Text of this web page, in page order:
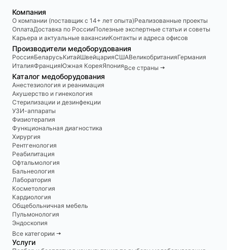
Компания
О компании (поставщик с 14+ лет опыта)Реализованные проекты
ОплатаДоставка по РоссииПолезные экспертные статьи и советы
Карьера и актуальные вакансииКонтакты и адреса офисов
Производители медоборудования
РоссияБеларусьКитайШвейцарияСШАВеликобританияГермания
ИталияФранцияЮжная КореяЯпонияВсе страны 🠆
Каталог медоборудования
Анестезиология и реанимация
Акушерство и гинекология
Стерилизации и дезинфекции
УЗИ-аппараты
Физиотерапия
Функциональная диагностика
Хирургия
Рентгенология
Реабилитация
Офтальмология
Бальнеология
Лаборатория
Косметология
Кардиология
Общебольничная мебель
Пульмонология
Эндоскопия
Все категории 🠆
Услуги